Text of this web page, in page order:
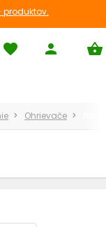
produktov.
favorite person shopping_basket
Ohrievače